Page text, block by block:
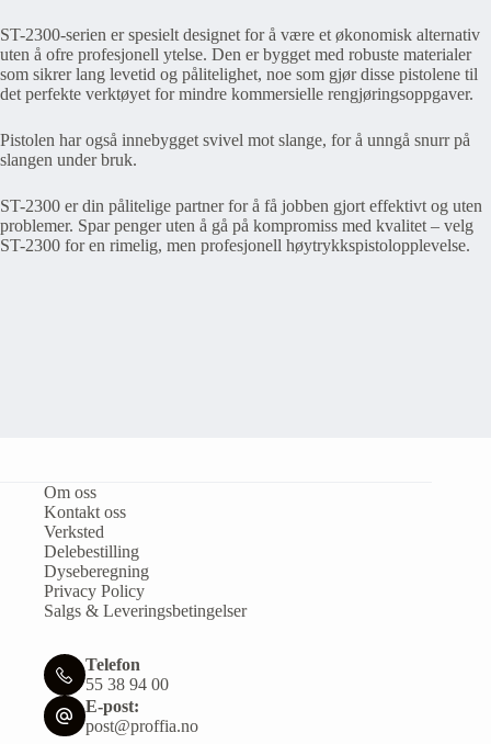
ST-2300-serien er spesielt designet for å være et økonomisk alternativ
uten å ofre profesjonell ytelse. Den er bygget med robuste materialer
som sikrer lang levetid og pålitelighet, noe som gjør disse pistolene til
det perfekte verktøyet for mindre kommersielle rengjøringsoppgaver.
Pistolen har også innebygget svivel mot slange, for å unngå snurr på
slangen under bruk.
ST-2300 er din pålitelige partner for å få jobben gjort effektivt og uten
problemer. Spar penger uten å gå på kompromiss med kvalitet – velg
ST-2300 for en rimelig, men profesjonell høytrykkspistolopplevelse.
Om oss
Kontakt oss
Verksted
Delebestilling
Dyseberegning
Privacy Policy
Salgs & Leveringsbetingelser
Telefon
55 38 94 00
E-post:
post@proffia.no